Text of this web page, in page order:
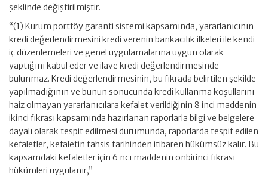
şeklinde değiştirilmiştir.
“(1) Kurum portföy garanti sistemi kapsamında, yararlanıcının
kredi değerlendirmesini kredi verenin bankacılık ilkeleri ile kendi
iç düzenlemeleri ve genel uygulamalarına uygun olarak
yaptığını kabul eder ve ilave kredi değerlendirmesinde
bulunmaz. Kredi değerlendirmesinin, bu fıkrada belirtilen şekilde
yapılmadığının ve bunun sonucunda kredi kullanma koşullarını
haiz olmayan yararlanıcılara kefalet verildiğinin 8 inci maddenin
ikinci fıkrası kapsamında hazırlanan raporlarla bilgi ve belgelere
dayalı olarak tespit edilmesi durumunda, raporlarda tespit edilen
kefaletler, kefaletin tahsis tarihinden itibaren hükümsüz kalır. Bu
kapsamdaki kefaletler için 6 ncı maddenin onbirinci fıkrası
hükümleri uygulanır,”